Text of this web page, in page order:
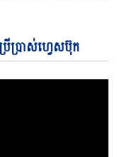
ប្រាស់ហ្វេសប៊ុក